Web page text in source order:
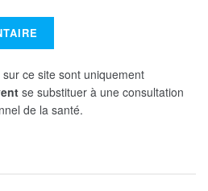
ce site sont uniquement
se substituer à une consultation
de la santé.